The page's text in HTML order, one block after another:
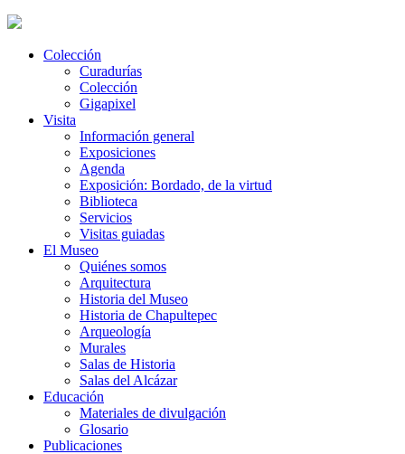
Colección
Curadurías
Colección
Gigapixel
Visita
Información general
Exposiciones
Agenda
Exposición: Bordado, de la virtud
Biblioteca
Servicios
Visitas guiadas
El Museo
Quiénes somos
Arquitectura
Historia del Museo
Historia de Chapultepec
Arqueología
Murales
Salas de Historia
Salas del Alcázar
Educación
Materiales de divulgación
Glosario
Publicaciones